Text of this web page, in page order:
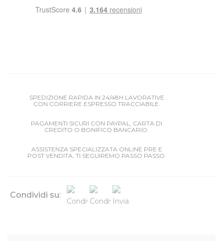
SPEDIZIONE RAPIDA IN 24/48H LAVORATIVE
CON CORRIERE ESPRESSO TRACCIABILE.
PAGAMENTI SICURI CON PAYPAL, CARTA DI
CREDITO O BONIFICO BANCARIO.
ASSISTENZA SPECIALIZZATA ONLINE PRE E
POST VENDITA, TI SEGUIREMO PASSO PASSO.
Condividi su: